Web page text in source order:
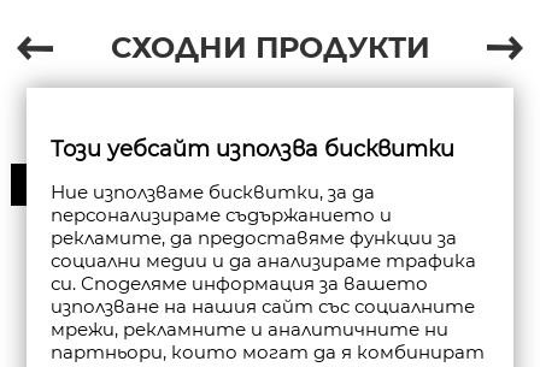
СХОДНИ ПРОДУКТИ
30%
Този уебсайт използва бисквитки
Ние използваме бисквитки, за да
персонализираме съдържанието и
рекламите, да предоставяме функции за
социални медии и да анализираме трафика
си. Споделяме информация за вашето
използване на нашия сайт със социалните
мрежи, рекламните и аналитичните ни
партньори, които могат да я комбинират